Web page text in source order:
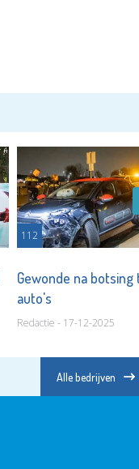
112
Gewonde na
auto's
Redactie - 17-12-2025
Alle bedrijven